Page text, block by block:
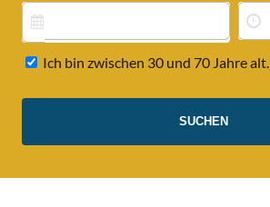
Ich bin zwischen 30 und 70 Jahre alt.